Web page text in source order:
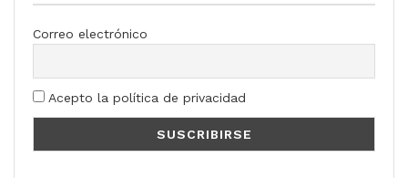
Correo electrónico
Acepto la política de privacidad